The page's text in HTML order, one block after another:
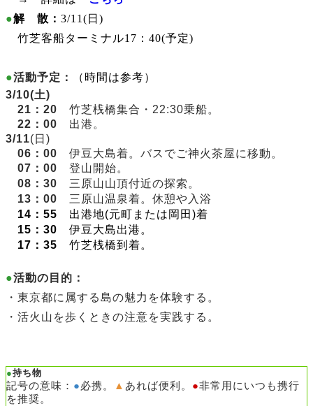
●解 散： 3/11(日)
竹芝客船ターミナル17：40(予定)
●活動予定：
（時間は参考）
3/10(土)
21：20 竹芝桟橋集合・22:30乗船。
22：00 出港。
3/11(日)
06：00 伊豆大島着。バスでご神火茶屋に移動。
07：00 登山開始。
08：30 三原山山頂付近の探索。
13：00 三原山温泉着。休憩や入浴
14：55 出港地(元町または岡田)着
15：30 伊豆大島出港。
17：35 竹芝桟橋到着。
●活動の目的：
・ 東京都に属する島の魅力を体験する 。
・活火山を歩くときの注意を実践する。
●持ち物
記号の意味： ●必携。 ▲ あれば便利。 ●非常用にいつも携行
を推奨。